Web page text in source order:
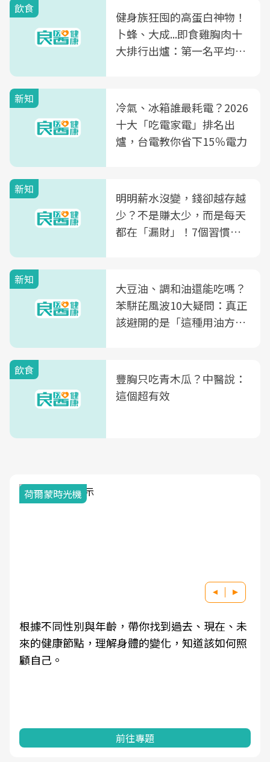
飲食
健身族狂囤的高蛋白神物！
卜蜂、大成...即食雞胸肉十
大排行出爐：第一名平均一
新知
冷氣、冰箱誰最耗電？2026
十大「吃電家電」排名出
爐，台電教你省下15％電力
新知
明明薪水沒變，錢卻越存越
少？不是賺太少，而是每天
都在「漏財」！7個習慣一
新知
大豆油、調和油還能吃嗎？
苯駢芘風波10大疑問：真正
該避開的是「這種用油方
飲食
豐胸只吃青木瓜？中醫說：
這個超有效
荷爾蒙時光機
根據不同性別與年齡，帶你找到過去、現在、未
來的健康節點，理解身體的變化，知道該如何照
顧自己。
前往專題